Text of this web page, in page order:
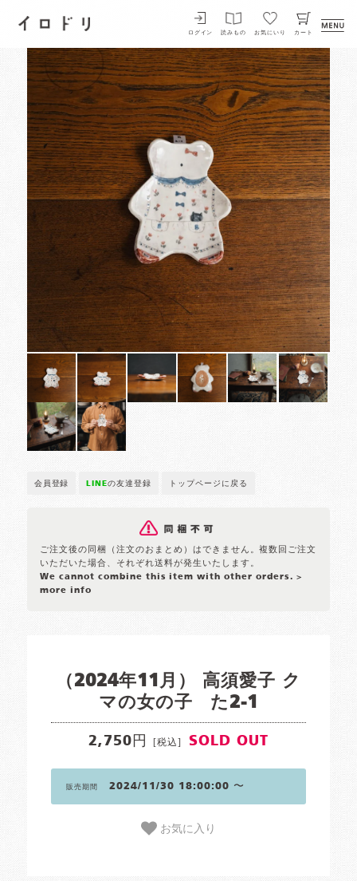
イロドリ
ログイン 読みもの お気にいり カート
会員登録 LINEの友達登録 トップページに戻る
ご注文後の同梱（注文のおまとめ）はできません。複数回ご注文
いただいた場合、それぞれ送料が発生いたします。
We cannot combine this item with other orders. >
more info
（2024年11月） 高須愛子 ク
マの女の子 た2-1
2,750円 [税込] SOLD OUT
販売期間 2024/11/30 18:00:00 〜
お気に入り